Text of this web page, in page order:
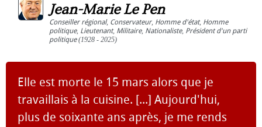
Jean-Marie Le Pen
Conseiller régional, Conservateur, Homme d'état, Homme
politique, Lieutenant, Militaire, Nationaliste, Président d'un parti
politique(1928 - 2025)
Elle est morte le 15 mars alors que je
travaillais à la cuisine. [...] Aujourd'hui,
plus de soixante ans après, je me rends